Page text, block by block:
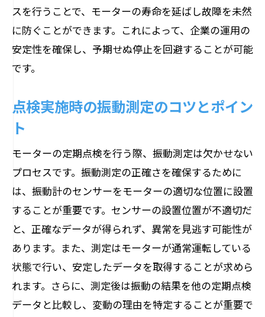
スを行うことで、モーターの寿命を延ばし故障を未然
に防ぐことができます。これによって、企業の運用の
安定性を確保し、予期せぬ停止を回避することが可能
です。
点検実施時の振動測定のコツとポイン
ト
モーターの定期点検を行う際、振動測定は欠かせない
プロセスです。振動測定の正確さを確保するために
は、振動計のセンサーをモーターの適切な位置に設置
することが重要です。センサーの設置位置が不適切だ
と、正確なデータが得られず、異常を見逃す可能性が
あります。また、測定はモーターが通常運転している
状態で行い、安定したデータを取得することが求めら
れます。さらに、測定後は振動の結果を他の定期点検
データと比較し、変動の理由を特定することが重要で